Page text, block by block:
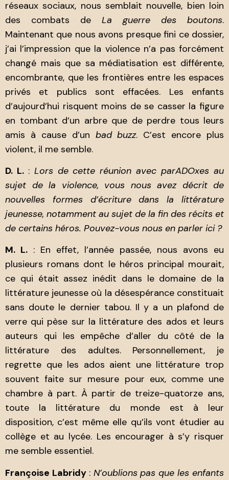
réseaux sociaux, nous semblait nouvelle, bien loin
des combats de La guerre des boutons.
Maintenant que nous avons presque fini ce dossier,
j’ai l’impression que la violence n’a pas forcément
changé mais que sa médiatisation est différente,
encombrante, que les frontières entre les espaces
privés et publics sont effacées. Les enfants
d’aujourd’hui risquent moins de se casser la figure
en tombant d’un arbre que de perdre tous leurs
amis à cause d’un bad buzz. C’est encore plus
violent, il me semble.
D. L. : Lors de cette réunion avec parADOxes au
sujet de la violence, vous nous avez décrit de
nouvelles formes d’écriture dans la littérature
jeunesse, notamment au sujet de la fin des récits et
de certains héros. Pouvez-vous nous en parler ici ?
M. L. : En effet, l’année passée, nous avons eu
plusieurs romans dont le héros principal mourait,
ce qui était assez inédit dans le domaine de la
littérature jeunesse où la désespérance constituait
sans doute le dernier tabou. Il y a un plafond de
verre qui pèse sur la littérature des ados et leurs
auteurs qui les empêche d’aller du côté de la
littérature des adultes. Personnellement, je
regrette que les ados aient une littérature trop
souvent faite sur mesure pour eux, comme une
chambre à part. À partir de treize-quatorze ans,
toute la littérature du monde est à leur
disposition, c’est même elle qu’ils vont étudier au
collège et au lycée. Les encourager à s’y risquer
me semble essentiel.
Françoise Labridy : N’oublions pas que les enfants